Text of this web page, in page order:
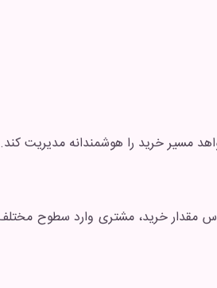
مسیر خرید را هوشمندانه مدیریت کند.